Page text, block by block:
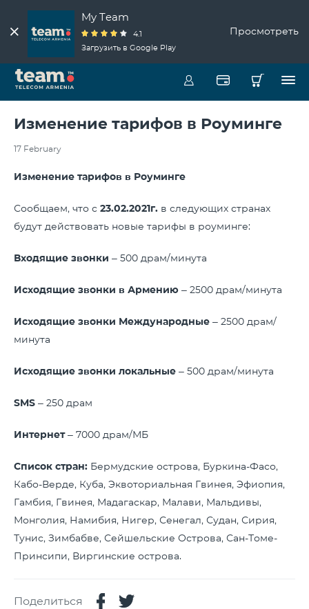
My Team
4.1
Загрузить в Google Play
Просмотреть
Изменение тарифов в Роуминге
17 February
Изменение тарифов в Роуминге
Сообщаем, что с 23.02.2021г. в следующих странах
будут действовать новые тарифы в роуминге:
Входящие звонки – 500 драм/минута
Исходящие звонки в Армению – 2500 драм/минута
Исходящие звонки Международные – 2500 драм/
минута
Исходящие звонки локальные – 500 драм/минута
SMS – 250 драм
Интернет– 7000 драм/МБ
Список стран: Бермудские острова, Буркина-Фасо,
Кабо-Верде, Куба, Эквоториальная Гвинея, Эфиопия,
Гамбия, Гвинея, Мадагаскар, Малави, Мальдивы,
Монголия, Намибия, Нигер, Сенегал, Судан, Сирия,
Тунис, Зимбабве, Сейшельские Острова, Сан-Томе-
Принсипи, Виргинские острова.
Поделиться